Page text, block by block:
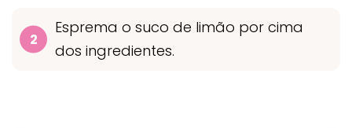
Esprema o suco de limão por cima
dos ingredientes.